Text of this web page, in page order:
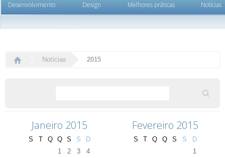
Desenvolvimento Design Melhores práticas Notícias
Notícias 2015
Janeiro 2015
S T Q Q S S
D
1
2 3
4
Fevereiro 2015
S T Q Q S S
D
1